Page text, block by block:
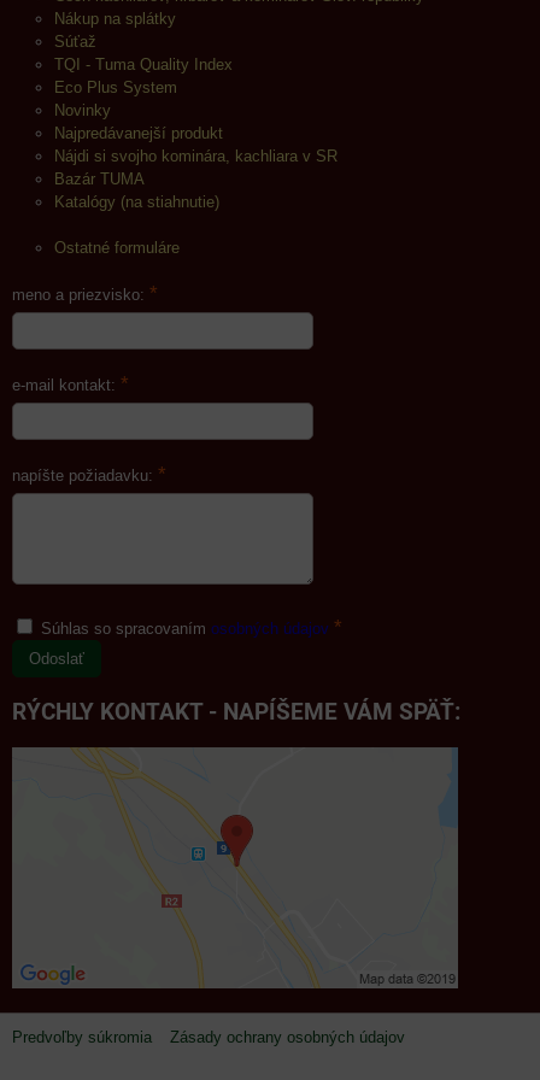
Nákup na splátky
Súťaž
TQI - Tuma Quality Index
Eco Plus System
Novinky
Najpredávanejší produkt
Nájdi si svojho kominára, kachliara v SR
Bazár TUMA
Katalógy (na stiahnutie)
Ostatné formuláre
meno a priezvisko: *
e-mail kontakt: *
napíšte požiadavku: *
Súhlas so spracovaním osobných údajov *
Odoslať
RÝCHLY KONTAKT - NAPÍŠEME VÁM SPÄŤ:
Predvoľby súkromia Zásady ochrany osobných údajov